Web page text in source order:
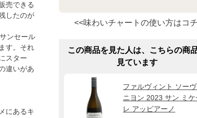
売できる
したのが
ンセール
す。それ
スター
違いがあ
にあるキ
<<味わいチャートの使い方はコ
この商品を見た人は、こちらの商
見ています
ファルヴィント ソーヴ
ニヨン 2023 サン ミケ
レ アッピアーノ